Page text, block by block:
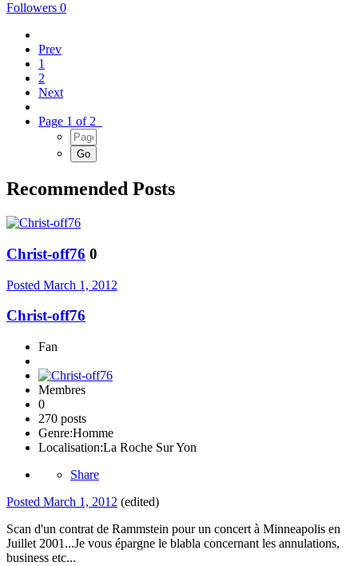
Followers 0
Prev
1
2
Next
Page 1 of 2
Recommended Posts
Christ-off76 0
Posted March 1, 2012
Christ-off76
Fan
Membres
0
270 posts
Genre:Homme
Localisation:La Roche Sur Yon
Share
Posted March 1, 2012 (edited)
Scan d'un contrat de Rammstein pour un concert à Minneapolis en
Juillet 2001...Je vous épargne le blabla concernant les annulations,
business etc...